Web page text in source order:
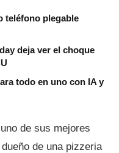
teléfono plegable
deja ver el choque
todo en uno con IA y
de sus mejores
de una pizzeria